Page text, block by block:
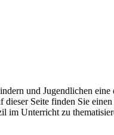
und Jugendlichen
Seite finden Sie
im Unterricht zu